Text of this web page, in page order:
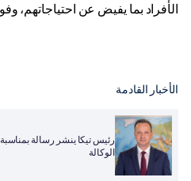
الأفراد بما يفيض عن
الأخبار القادمة
الوكالة